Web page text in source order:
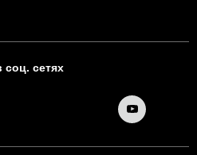
сетях